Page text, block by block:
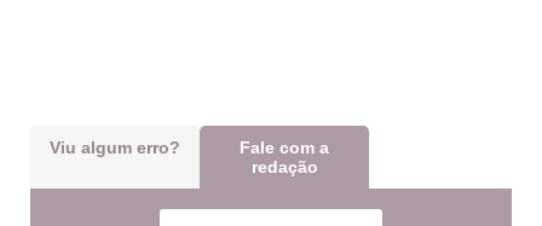
Viu algum erro?
Fale com a
redação